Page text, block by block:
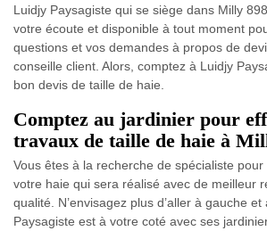
Luidjy Paysagiste qui se siège dans Milly
votre écoute et disponible à tout moment
questions et vos demandes à propos de
conseille client. Alors, comptez à Luidjy
bon devis de taille de haie.
Comptez au jardinier pour
travaux de taille de haie à
Vous êtes à la recherche de spécialiste
votre haie qui sera réalisé avec de meilleur
qualité. N’envisagez plus d’aller à gauche
Paysagiste est à votre coté avec ses